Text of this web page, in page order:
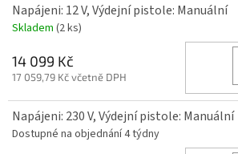
Napájeni: 12 V, Výdejní pistole: Manuální
Skladem (2 ks)
14 099 Kč
17 059,79 Kč včetně DPH
Napájeni: 230 V, Výdejní pistole: Manuální
Dostupné na objednání 4 týdny